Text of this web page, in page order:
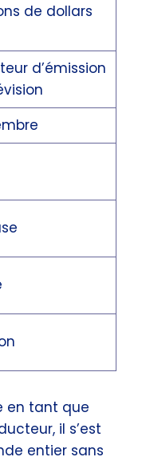
de dollars
d’émission
en tant que
il s’est
entier sans